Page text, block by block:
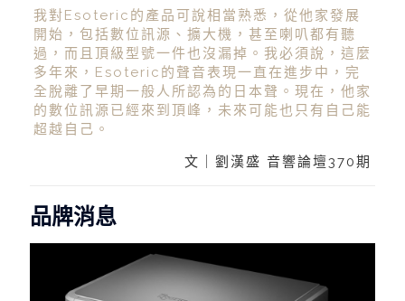
我對Esoteric的產品可說相當熟悉，從他家發展
開始，包括數位訊源、擴大機，甚至喇叭都有聽
過，而且頂級型號一件也沒漏掉。我必須說，這麼
多年來，Esoteric的聲音表現一直在進步中，完
全脫離了早期一般人所認為的日本聲。現在，他家
的數位訊源已經來到頂峰，未來可能也只有自己能
超越自己。
文｜劉漢盛 音響論壇370期
品牌消息